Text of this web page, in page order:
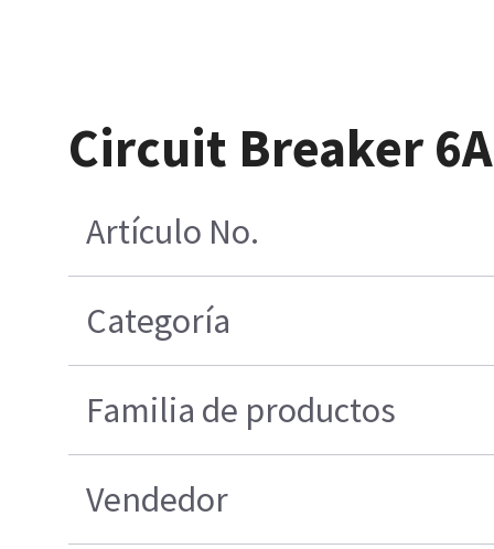
Circuit Breaker 6A
Artículo No.
Categoría
Familia de productos
Vendedor